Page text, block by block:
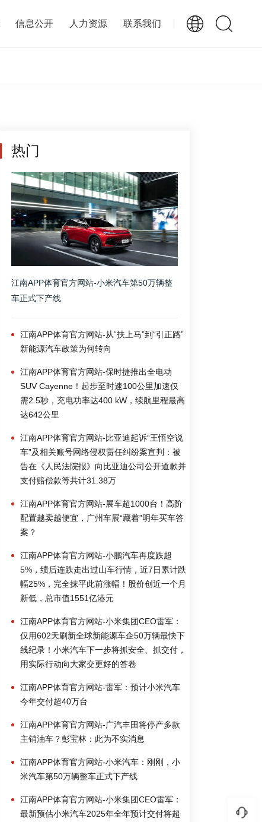
信息公开 人力资源 联系我们
热门
江南APP体育官方网站-小米汽车第50万辆整
车正式下产线
江南APP体育官方网站-从“扶上马”到“引正路”
新能源汽车政策为何转向
江南APP体育官方网站-保时捷推出全电动
SUV Cayenne！起步至时速100公里加速仅
需2.5秒，充电功率达400 kW，续航里程最高
达642公里
江南APP体育官方网站-比亚迪起诉“王悟空说
车”及相关账号网络侵权责任纠纷案宣判：被
告在《人民法院报》向比亚迪公司公开道歉并
支付赔偿款等共计31.38万
江南APP体育官方网站-展车超1000台！高阶
配置越卖越便宜，广州车展“藏着”明年买车答
案？
江南APP体育官方网站-小鹏汽车再度跌超
5%，绩后连跌走出过山车行情，近7日累计跌
幅25%，完全抹平此前涨幅！股价创近一个月
新低，总市值1551亿港元
江南APP体育官方网站-小米集团CEO雷军：
仅用602天刷新全球新能源车企50万辆最快下
线纪录！小米汽车下一步将抓安全、抓交付，
用实际行动向大家交更好的答卷
江南APP体育官方网站-雷军：预计小米汽车
今年交付超40万台
江南APP体育官方网站-广汽丰田将停产多款
主销油车？彭宝林：此为不实消息
江南APP体育官方网站-小米汽车：刚刚，小
米汽车第50万辆整车正式下产线
江南APP体育官方网站-小米集团CEO雷军：
最新预估小米汽车2025年全年预计交付将超